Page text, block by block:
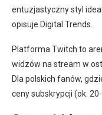
entuzjastyczny styl
opisuje Digital Trends.
Platforma Twitch to
widzów na stream w
Dla polskich fanów,
ceny subskrypcji (ok.